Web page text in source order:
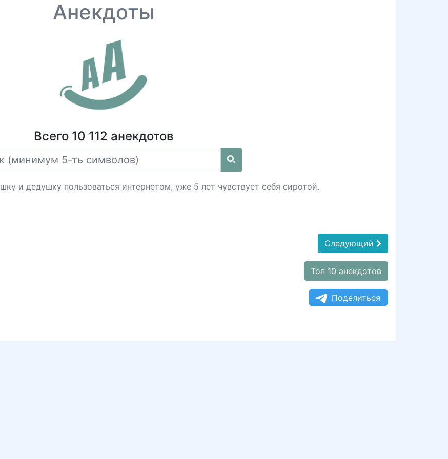
Анекдоты
Всего 10 112 анекдотов
и дедушку пользоваться интернетом, уже 5 лет чувствует себя сиротой.
Следующий
Топ 10 анекдотов
Поделиться